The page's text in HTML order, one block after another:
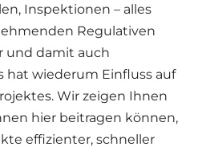
Inspektionen – alles
Regulativen
und damit auch
hat wiederum Einfluss auf
Wir zeigen Ihnen
hier beitragen können,
effizienter, schneller